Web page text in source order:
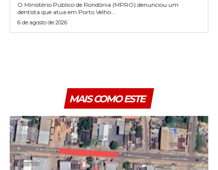
O Ministério Público de Rondônia (MPRO) denunciou um
dentista que atua em Porto Velho...
6 de agosto de 2026
MAIS COMO ESTE